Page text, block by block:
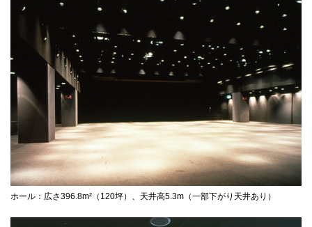
ホール：広さ396.8m²（120坪）、天井高5.3m（一部下がり天井あり）